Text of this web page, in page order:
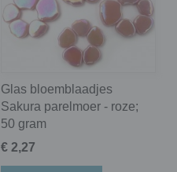
Glas bloemblaadjes
Sakura parelmoer - roze;
50 gram
€ 2,27